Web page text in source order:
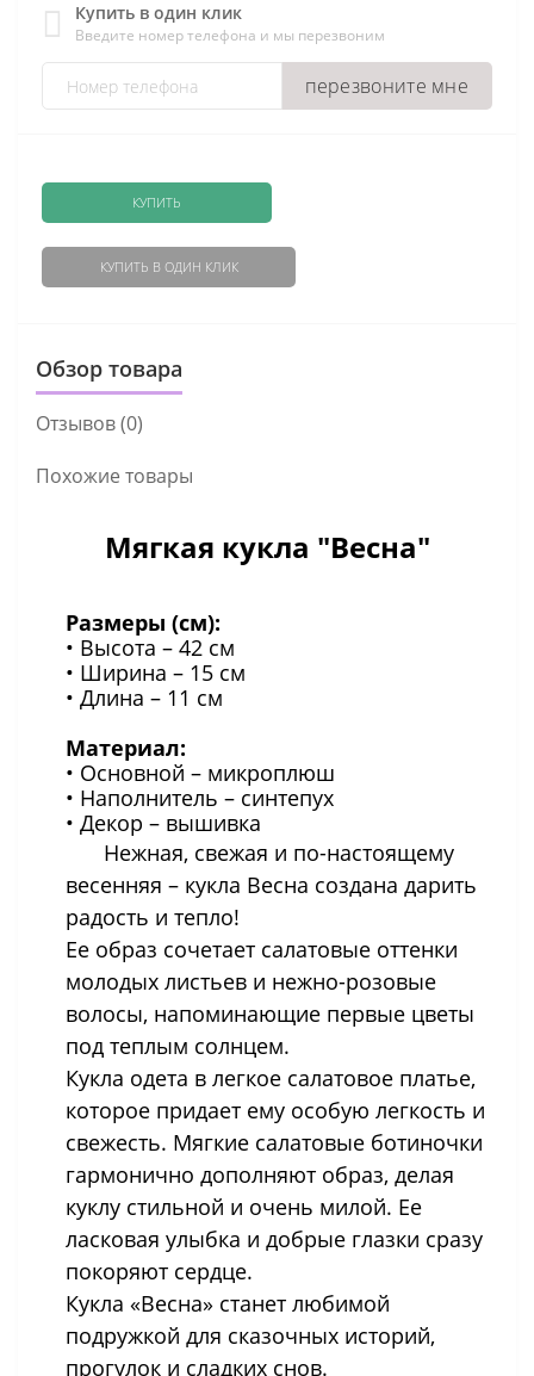
Купить в один клик
Введите номер телефона и мы перезвоним
перезвоните мне
КУПИТЬ
КУПИТЬ В ОДИН КЛИК
Обзор товара
Отзывов (0)
Похожие товары
Мягкая кукла "Весна"
Размеры (см):
• Высота – 42 см
• Ширина – 15 см
• Длина – 11 см
Материал:
• Основной – микроплюш
• Наполнитель – синтепух
• Декор – вышивка
Нежная, свежая и по-настоящему
весенняя – кукла Весна создана дарить
радость и тепло!
Ее образ сочетает салатовые оттенки
молодых листьев и нежно-розовые
волосы, напоминающие первые цветы
под теплым солнцем.
Кукла одета в легкое салатовое платье,
которое придает ему особую легкость и
свежесть. Мягкие салатовые ботиночки
гармонично дополняют образ, делая
куклу стильной и очень милой. Ее
ласковая улыбка и добрые глазки сразу
покоряют сердце.
Кукла «Весна» станет любимой
подружкой для сказочных историй,
прогулок и сладких снов.